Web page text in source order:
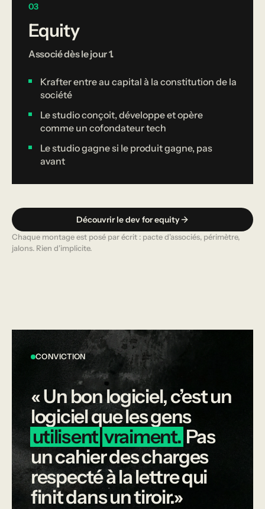
03
Equity
Associé dès le jour 1.
Krafter entre au capital à la constitution de la
société
Le studio conçoit, développe et opère
comme un cofondateur tech
Le studio gagne si le produit gagne, pas
avant
Découvrir le dev for equity
Chaque montage est posé par écrit : pacte d'associés, périmètre,
jalons. Rien d'implicite.
CONVICTION
«Unbonlogiciel,c’estun
logicielquelesgens
utilisent vraiment. Pas
uncahierdescharges
respectéàlalettrequi
finitdansuntiroir.»